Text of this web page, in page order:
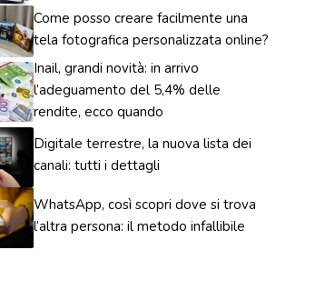
Come posso creare facilmente una
tela fotografica personalizzata online?
Inail, grandi novità: in arrivo
l’adeguamento del 5,4% delle
rendite, ecco quando
Digitale terrestre, la nuova lista dei
canali: tutti i dettagli
WhatsApp, così scopri dove si trova
l’altra persona: il metodo infallibile